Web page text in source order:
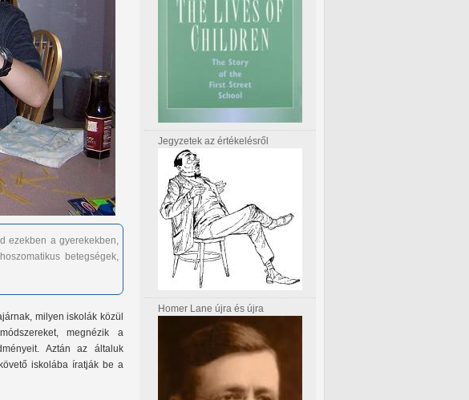
ezekben a gyerekekben,
betegségek,
milyen iskolák közül
megnézik a
Aztán az általuk
iskolába íratják be a
Jegyzetek az értékelésről
Homer Lane újra és újra